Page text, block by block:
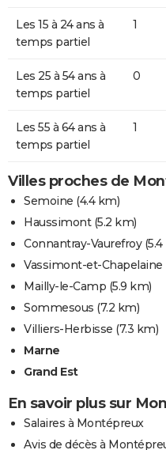
Les 15 à 24 ans à
temps partiel
1
Les 25 à 54 ans à
temps partiel
0
Les 55 à 64 ans à
temps partiel
1
Villes proches de
Semoine (4.4 km)
Haussimont(5.2 km)
Connantray-Vaurefroy(5.4
Vassimont-et-Chapelaine
Mailly-le-Camp (5.9 km)
Sommesous (7.2 km)
Villiers-Herbisse (7.3 km)
Marne
Grand Est
En savoir plus sur
Salaires à Montépreux
Avis de décès à